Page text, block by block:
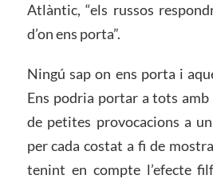
Atlàntic, “els russos
d’on ens porta”.
Ningú sap on ens porta i
Ens podria portar a tots
de petites provocacions a
per cada costat a fi de
tenint en compte l’efecte